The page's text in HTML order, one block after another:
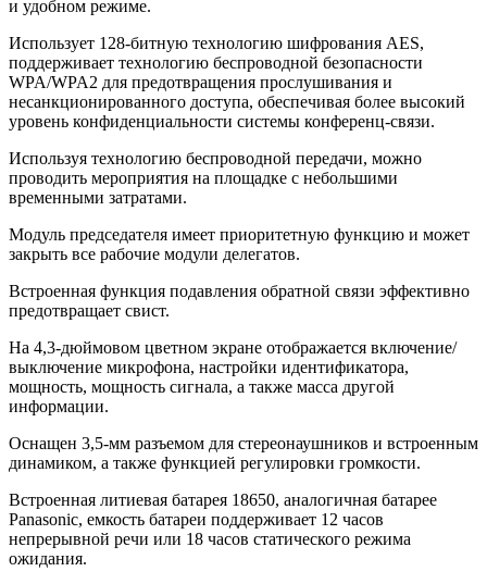
и удобном режиме.
Использует 128-битную технологию шифрования AES,
поддерживает технологию беспроводной безопасности
WPA/WPA2 для предотвращения прослушивания и
несанкционированного доступа, обеспечивая более высокий
уровень конфиденциальности системы конференц-связи.
Используя технологию беспроводной передачи, можно
проводить мероприятия на площадке с небольшими
временными затратами.
Модуль председателя имеет приоритетную функцию и может
закрыть все рабочие модули делегатов.
Встроенная функция подавления обратной связи эффективно
предотвращает свист.
На 4,3-дюймовом цветном экране отображается включение/
выключение микрофона, настройки идентификатора,
мощность, мощность сигнала, а также масса другой
информации.
Оснащен 3,5-мм разъемом для стереонаушников и встроенным
динамиком, а также функцией регулировки громкости.
Встроенная литиевая батарея 18650, аналогичная батарее
Panasonic, емкость батареи поддерживает 12 часов
непрерывной речи или 18 часов статического режима
ожидания.